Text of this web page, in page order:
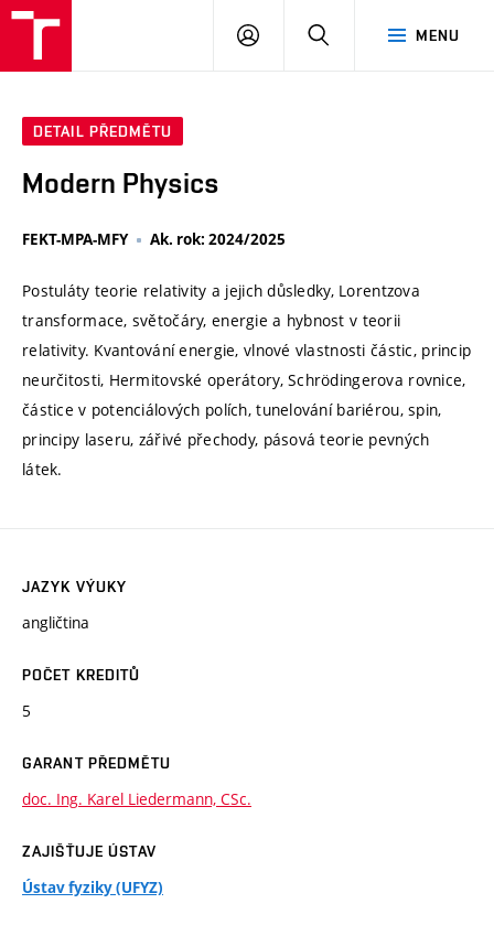
MENU
PŘIHLÁSIT
DETAIL PŘEDMĚTU
Modern Physics
FEKT-MPA-MFY Ak. rok: 2024/2025
Postuláty teorie relativity a jejich důsledky, Lorentzova
transformace, světočáry, energie a hybnost v teorii
relativity. Kvantování energie, vlnové vlastnosti částic, princip
neurčitosti, Hermitovské operátory, Schrödingerova rovnice,
částice v potenciálových polích, tunelování bariérou, spin,
principy laseru, zářivé přechody, pásová teorie pevných
látek.
JAZYK VÝUKY
angličtina
POČET KREDITŮ
5
GARANT PŘEDMĚTU
doc. Ing. Karel Liedermann, CSc.
ZAJIŠŤUJE ÚSTAV
Ústav fyziky (UFYZ)